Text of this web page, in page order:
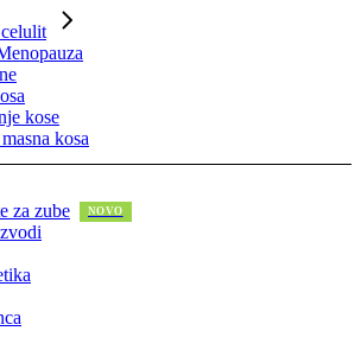
kose
kosa
za zube